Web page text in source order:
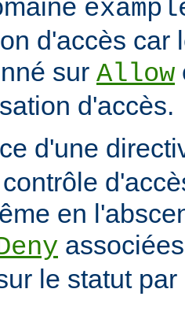
d'accès car
sur Allow
d'accès.
d'une
en
le statut